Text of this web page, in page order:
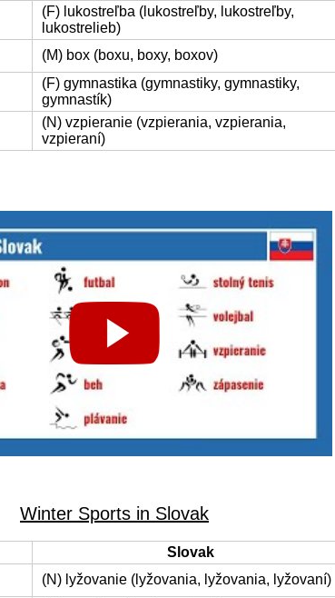
(F) lukostreľba (lukostreľby, lukostreľby,
lukostrelieb)
(M) box (boxu, boxy, boxov)
(F) gymnastika (gymnastiky, gymnastiky,
gymnastík)
(N) vzpieranie (vzpierania, vzpierania,
vzpieraní)
Winter Sports in Slovak
Slovak
(N) lyžovanie (lyžovania, lyžovania, lyžovaní)